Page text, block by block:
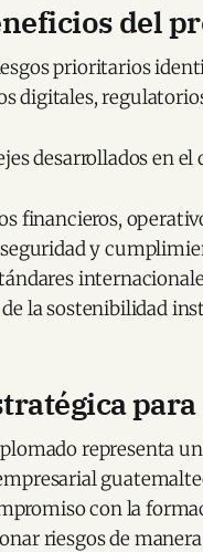
del
prioritarios
digitales,
desarrollados en el
financieros,
y
la sostenibilidad
representa
con la
riesgos de